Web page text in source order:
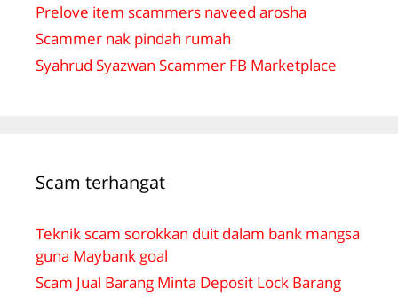
Prelove item scammers naveed arosha
Scammer nak pindah rumah
Syahrud Syazwan Scammer FB Marketplace
Scam terhangat
Teknik scam sorokkan duit dalam bank mangsa
guna Maybank goal
Scam Jual Barang Minta Deposit Lock Barang